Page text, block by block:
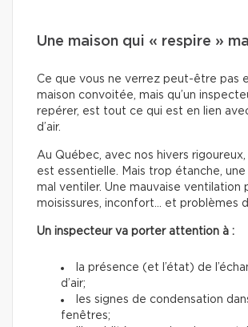
Une maison qui « respire » mal
Ce que vous ne verrez peut-être pas
maison convoitée, mais qu’un
repérer, est tout ce qui est en lien
d’air.
Au Québec, avec nos hivers rigoureux,
est essentielle. Mais trop étanche,
mal ventiler. Une mauvaise ventilation
moisissures, inconfort… et problèmes
Un inspecteur va porter attention à :
la présence (et l’état) de
d’air;
les signes de condensation
fenêtres;